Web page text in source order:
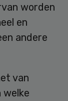
worden
en
andere
van
welke